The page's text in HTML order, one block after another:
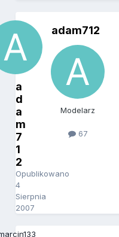
a
d
a
m
7
1
2
Opublikowano
4
Sierpnia
2007
adam712
Modelarz
67